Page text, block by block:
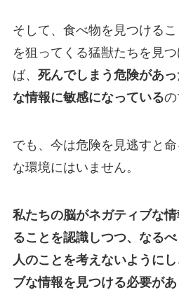
そして、食べ物を見つける
を狙ってくる猛獣たちを見
ば、 死んでしまう危険があ
な情報に敏感になっているの
でも、今は危険を見逃すと
な環境にはいません。
私たちの脳がネガティブな
ることを認識しつつ、なる
人のことを考えないように
ブな情報を見つける必要があ